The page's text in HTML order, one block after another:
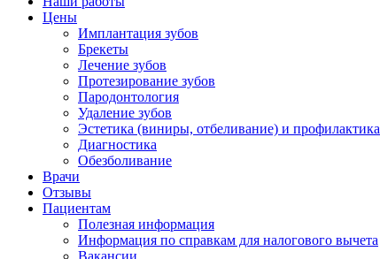
Цены
Имплантация зубов
Брекеты
Лечение зубов
Протезирование зубов
Пародонтология
Удаление зубов
Эстетика (виниры, отбеливание) и профилактика
Диагностика
Обезболивание
Врачи
Отзывы
Пациентам
Полезная информация
Информация по справкам для налогового вычета
Вакансии